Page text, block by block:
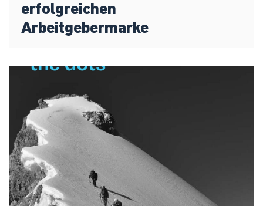
erfolgreichen
Arbeitgebermarke